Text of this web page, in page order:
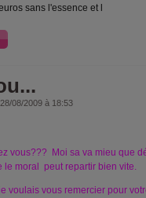
sans l'essence et l
08/2009 à 18:53
vous??? Moi sa va mieu que
le moral peut repartir bien vite.
voulais vous remercier pour